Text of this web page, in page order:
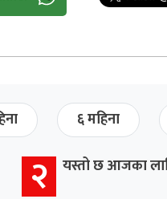
६ महिना
२ यस्तो छ आजका